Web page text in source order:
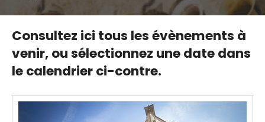
Consultez ici tous les évènements à
venir,ou sélectionnez une date dans
le calendrier ci-contre.